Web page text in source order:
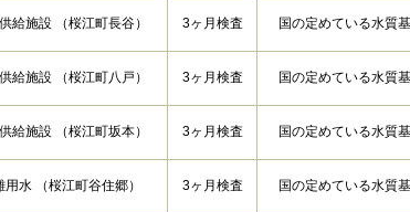
給施設 （桜江町長谷） 3ヶ月検査 国の定めている水質
給施設 （桜江町八戸） 3ヶ月検査 国の定めている水質
給施設 （桜江町坂本） 3ヶ月検査 国の定めている水質
水 （桜江町谷住郷） 3ヶ月検査 国の定めている水質